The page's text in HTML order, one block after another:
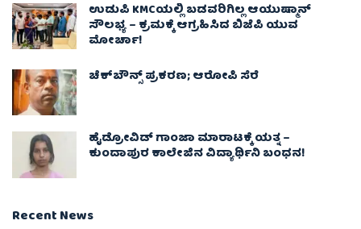
ಉಡುಪಿ KMCಯಲ್ಲಿ ಬಡವರಿಗಿಲ್ಲ ಆಯುಷ್ಮಾನ್
ಸೌಲಭ್ಯ – ಕ್ರಮಕ್ಕೆ ಆಗ್ರಹಿಸಿದ ಬಿಜೆಪಿ ಯುವ
ಮೋರ್ಚಾ!
ಚೆಕ್​ಬೌನ್ಸ್​ ಪ್ರಕರಣ; ಆರೋಪಿ ಸೆರೆ
ಹೈಡ್ರೋವಿಡ್ ಗಾಂಜಾ ಮಾರಾಟಕ್ಕೆ ಯತ್ನ –
ಕುಂದಾಪುರ ಕಾಲೇಜಿನ ವಿದ್ಯಾರ್ಥಿನಿ ಬಂಧನ!
Recent News